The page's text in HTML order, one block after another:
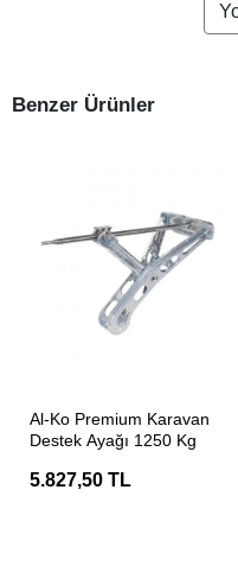
Benzer Ürünler
Al-Ko Premium Karavan
Destek Ayağı 1250 Kg
5.827,50 TL